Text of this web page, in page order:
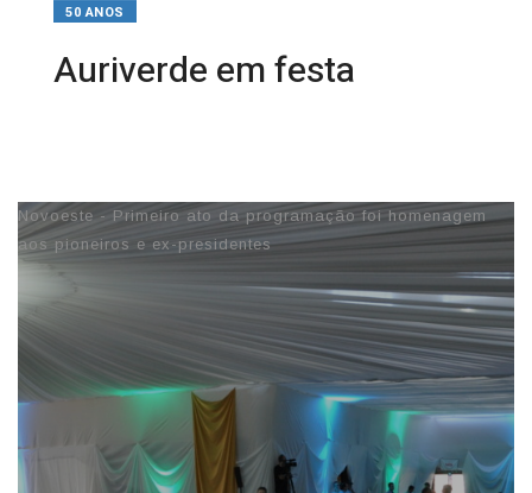
50 ANOS
Auriverde em festa
Novoeste - Primeiro ato da programação foi homenagem
aos pioneiros e ex-presidentes